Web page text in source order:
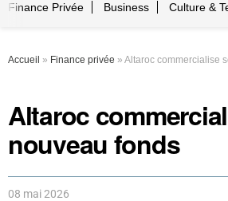
Finance Privée Business Culture &
Accueil » Finance privée » Altaroc commercialise
Altaroc
nouveau fonds
08 mai 2026